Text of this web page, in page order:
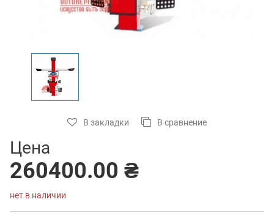
В закладки В сравнение
Цена
260400.00 ₴
нет в наличии